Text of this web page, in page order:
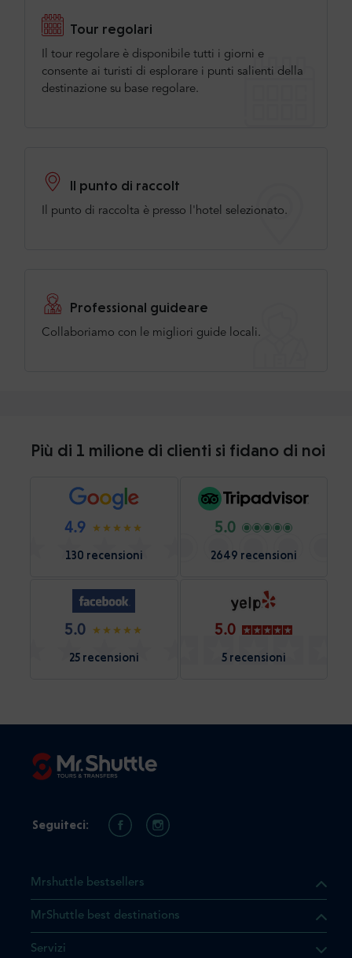
Tour regolari
Il tour regolare è disponibile tutti i giorni e
consente ai turisti di esplorare i punti salienti della
destinazione su base regolare.
Il punto di raccolt
Il punto di raccolta è presso l'hotel selezionato.
Professional guideare
Collaboriamo con le migliori guide locali.
Più di 1 milione di clienti si fidano di noi
4.9
130 recensioni
5.0
2649 recensioni
5.0
25 recensioni
5.0
5 recensioni
il prodotto che state
Mrshuttle bestsellers
MrShuttle best destinations
Servizi
Seguiteci: